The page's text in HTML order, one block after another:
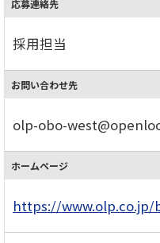
応募連絡先
採用担当
お問い合わせ先
olp-obo-
ホームページ
https://